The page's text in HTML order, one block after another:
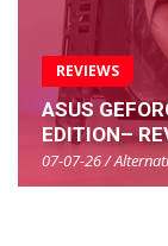
REVIEWS
ASUS
EDITION–
07-07-26 /